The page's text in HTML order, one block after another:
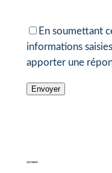
En soumettant
informations
apporter une